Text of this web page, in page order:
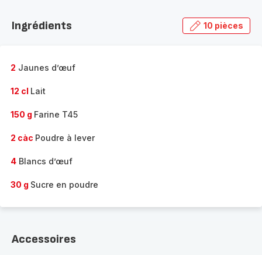
gamme
Ingrédients 10 pièces
2 Jaunes d’œuf
12 cl Lait
150 g Farine T45
2 càc Poudre à lever
4 Blancs d’œuf
30 g Sucre en poudre
Accessoires